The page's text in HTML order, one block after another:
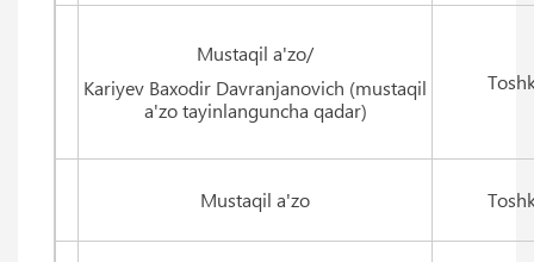
Mustaqil a'zo/
Kariyev Baxodir Davranjanovich (mustaqil
a'zo tayinlanguncha qadar)
Mustaqil a'zo